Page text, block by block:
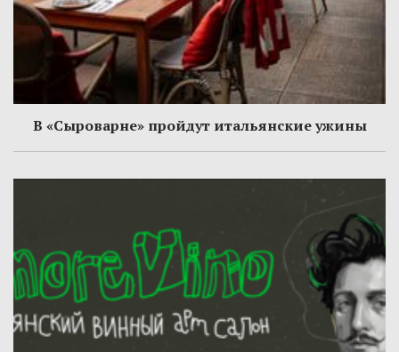
В «Сыроварне» пройдут итальянские ужины